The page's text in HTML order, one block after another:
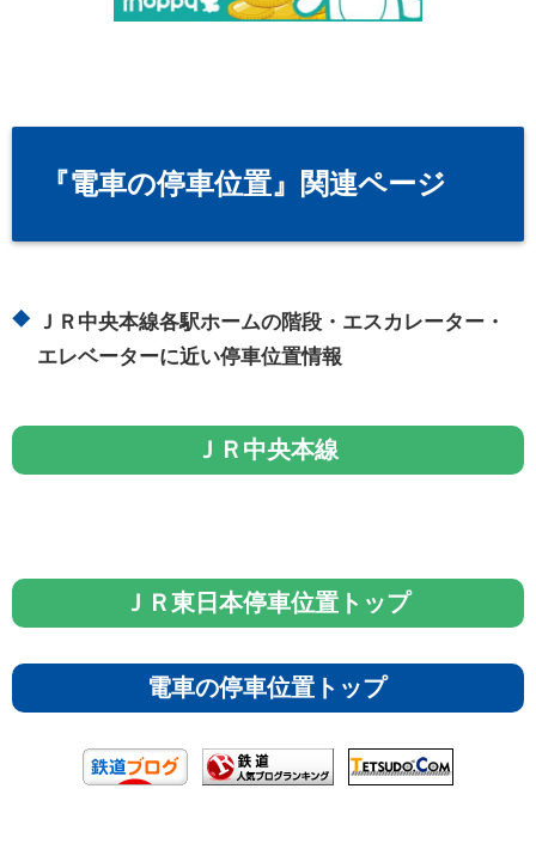
『電車の停車位置』関連ページ
ＪＲ中央本線各駅ホームの階段・エスカレーター・
エレベーターに近い停車位置情報
ＪＲ中央本線
ＪＲ東日本停車位置トップ
電車の停車位置トップ